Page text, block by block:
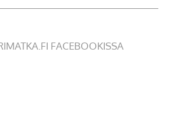
FACEBOOKISSA